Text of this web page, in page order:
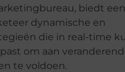
biedt een
dynamische en
die in real-time
om aan
te voldoen.